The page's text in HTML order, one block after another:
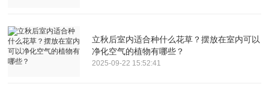
立秋后室内适合种什么花草？摆放在室内可以
净化空气的植物有哪些？
2025-09-22 15:52:41